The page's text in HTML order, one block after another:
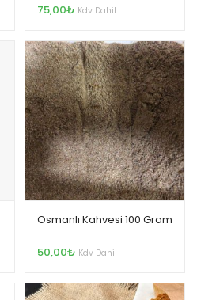
75,00₺ Kdv Dahil
Osmanlı Kahvesi 100 Gram
50,00₺ Kdv Dahil